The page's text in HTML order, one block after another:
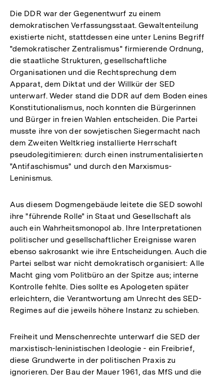
Die DDR war der Gegenentwurf zu einem
demokratischen Verfassungsstaat. Gewaltenteilung
existierte nicht, stattdessen eine unter Lenins Begriff
"demokratischer Zentralismus" firmierende Ordnung,
die staatliche Strukturen, gesellschaftliche
Organisationen und die Rechtsprechung dem
Apparat, dem Diktat und der Willkür der SED
unterwarf. Weder stand die DDR auf dem Boden eines
Konstitutionalismus, noch konnten die Bürgerinnen
und Bürger in freien Wahlen entscheiden. Die Partei
musste ihre von der sowjetischen Siegermacht nach
dem Zweiten Weltkrieg installierte Herrschaft
pseudolegitimieren: durch einen instrumentalisierten
"Antifaschismus" und durch den Marxismus-
Leninismus.
Aus diesem Dogmengebäude leitete die SED sowohl
ihre "führende Rolle" in Staat und Gesellschaft als
auch ein Wahrheitsmonopol ab. Ihre Interpretationen
politischer und gesellschaftlicher Ereignisse waren
ebenso sakrosankt wie ihre Entscheidungen. Auch die
Partei selbst war nicht demokratisch organisiert: Alle
Macht ging vom Politbüro an der Spitze aus; interne
Kontrolle fehlte. Dies sollte es Apologeten später
erleichtern, die Verantwortung am Unrecht des SED-
Regimes auf die jeweils höhere Instanz zu schieben.
Freiheit und Menschenrechte unterwarf die SED der
marxistisch-leninistischen Ideologie - ein Freibrief,
diese Grundwerte in der politischen Praxis zu
ignorieren. Der Bau der Mauer 1961, das MfS und die